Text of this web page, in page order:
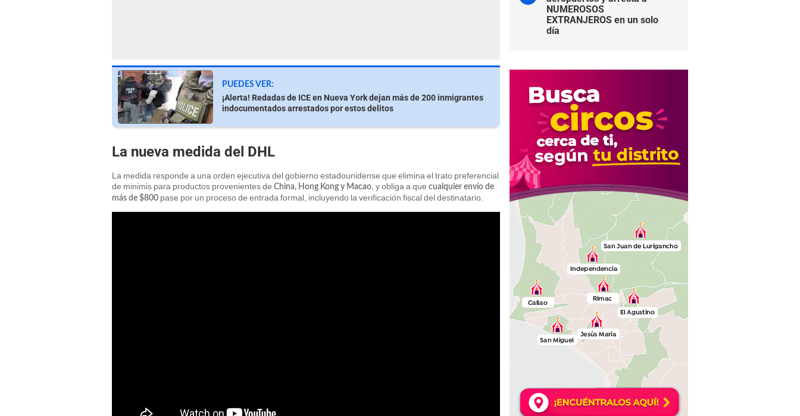
PUEDES VER:
¡Alerta! Redadas de ICE en Nueva York dejan más de 200 inmigrantes
indocumentados arrestados por estos delitos
La nueva medida del DHL
La medida responde a una orden ejecutiva del gobierno estadounidense que elimina el trato preferencial
de minimis para productos provenientes de China, Hong Kong y Macao, y obliga a que cualquier envío de
más de $800 pase por un proceso de entrada formal, incluyendo la verificación fiscal del destinatario.
NUMEROSOS
EXTRANJEROS en un solo
día